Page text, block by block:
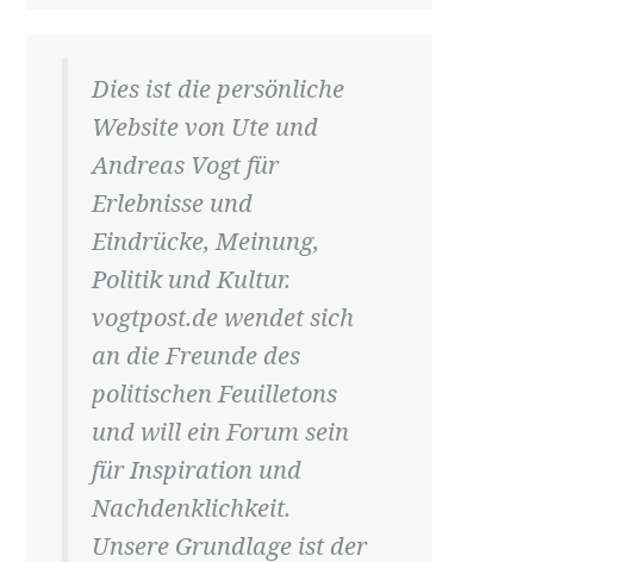
Dies ist die persönliche
Website von Ute und
Andreas Vogt für
Erlebnisse und
Eindrücke, Meinung,
Politik und Kultur.
vogtpost.de wendet sich
an die Freunde des
politischen Feuilletons
und will ein Forum sein
für Inspiration und
Nachdenklichkeit.
Unsere Grundlage ist der